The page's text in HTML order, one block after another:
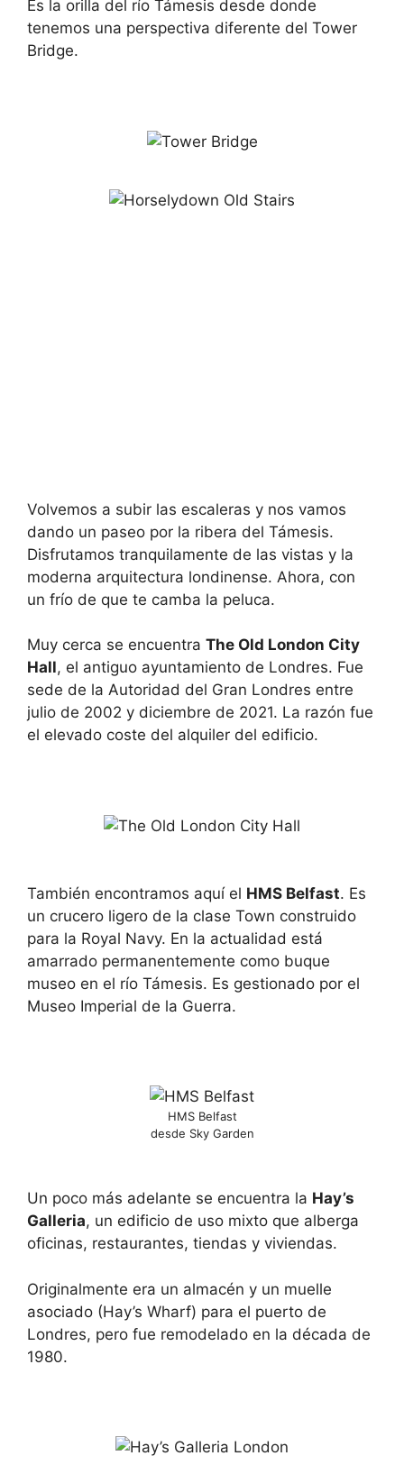
Es la orilla del río Támesis desde donde
tenemos una perspectiva diferente del Tower
Bridge.
Volvemos a subir las escaleras y nos vamos
dando un paseo por la ribera del Támesis.
Disfrutamos tranquilamente de las vistas y la
moderna arquitectura londinense. Ahora, con
un frío de que te camba la peluca.
Muy cerca se encuentra The Old London City
Hall, el antiguo ayuntamiento de Londres. Fue
sede de la Autoridad del Gran Londres entre
julio de 2002 y diciembre de 2021. La razón fue
el elevado coste del alquiler del edificio.
También encontramos aquí el HMS Belfast. Es
un crucero ligero de la clase Town construido
para la Royal Navy. En la actualidad está
amarrado permanentemente como buque
museo en el río Támesis. Es gestionado por el
Museo Imperial de la Guerra.
HMS Belfast
desde Sky Garden
Un poco más adelante se encuentra la Hay’s
Galleria, un edificio de uso mixto que alberga
oficinas, restaurantes, tiendas y viviendas.
Originalmente era un almacén y un muelle
asociado (Hay’s Wharf) para el puerto de
Londres, pero fue remodelado en la década de
1980.